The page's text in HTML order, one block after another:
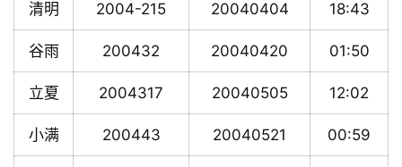
清明 2004-215 20040404 18:43
谷雨 200432 20040420 01:50
立夏 2004317 20040505 12:02
小满 200443 20040521 00:59